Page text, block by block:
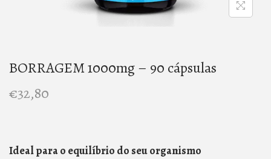
n
BORRAGEM 1000mg – 90 cápsulas
€32,80
Ideal para o equilíbrio do seu organismo